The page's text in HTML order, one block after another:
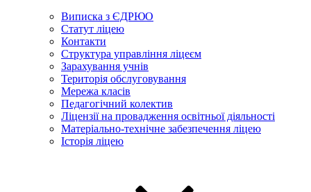
Виписка з ЄДРЮО
Статут ліцею
Контакти
Структура управління ліцеєм
Зарахування учнів
Територія обслуговування
Мережа класів
Педагогічний колектив
Ліцензії на провадження освітньої діяльності
Матеріально-технічне забезпечення ліцею
Історія ліцею